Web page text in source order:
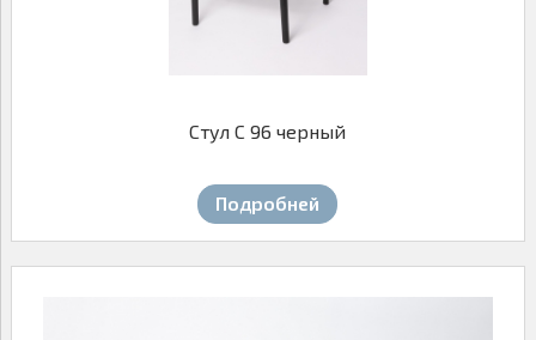
Стул С 96 черный
Подробней